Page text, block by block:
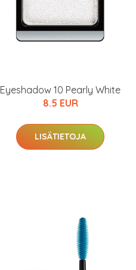
Eyeshadow 10 Pearly White
8.5 EUR
LISÄTIETOJA
Sponsoriltamme
IdealofMeD
Kaikki